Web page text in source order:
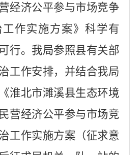
经济公平参与市场竞争
作实施方案》科学有
行。我局参照县有关部
工作安排，并结合我局
淮北市濉溪县生态环境
营经济公平参与市场竞
工作实施方案（征求意